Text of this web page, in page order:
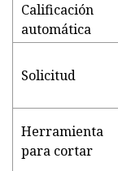
Calificación
automática
Solicitud
Herramienta
para cortar